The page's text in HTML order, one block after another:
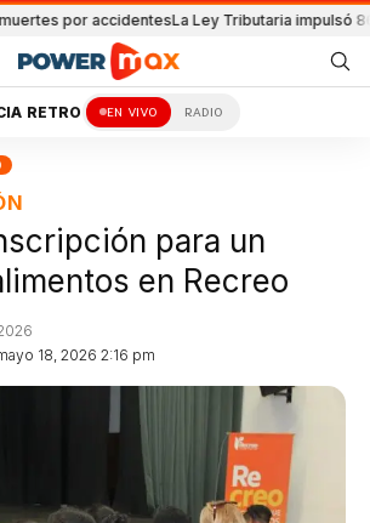
por accidentesLa Ley Tributaria impulsó 8600
RETRO EN VIVO RADIO
para un
en Recreo
18, 2026 2:16 pm